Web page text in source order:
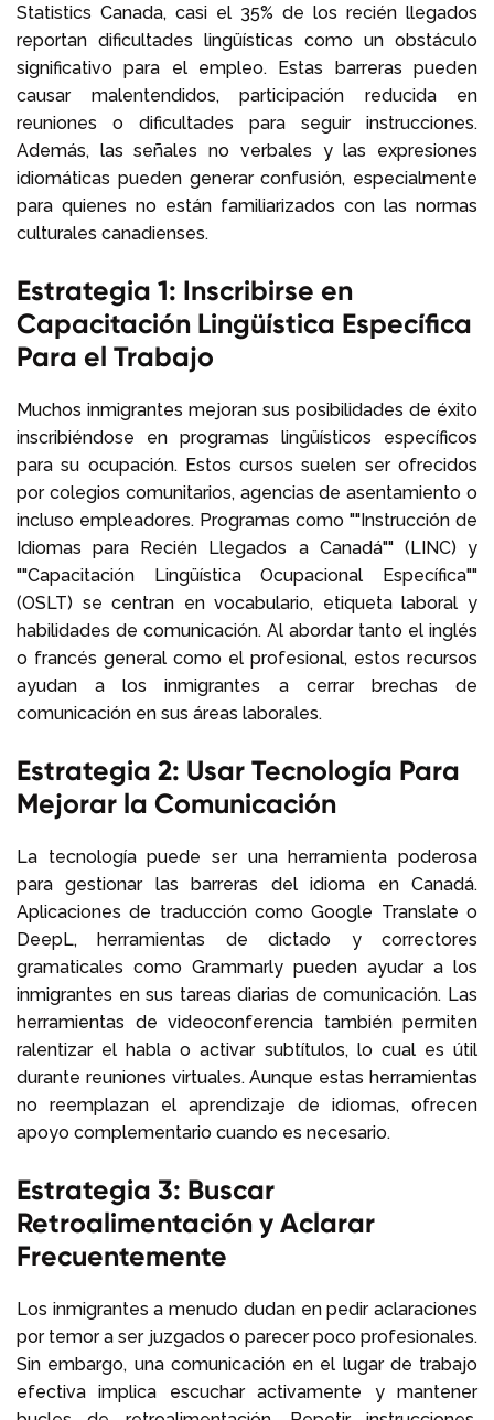
Statistics Canada, casi el 35% de los recién llegados
reportan dificultades lingüísticas como un obstáculo
significativo para el empleo. Estas barreras pueden
causar malentendidos, participación reducida en
reuniones o dificultades para seguir instrucciones.
Además, las señales no verbales y las expresiones
idiomáticas pueden generar confusión, especialmente
para quienes no están familiarizados con las normas
culturales canadienses.
Estrategia 1: Inscribirse en
Capacitación Lingüística Específica
Para el Trabajo
Muchos inmigrantes mejoran sus posibilidades de éxito
inscribiéndose en programas lingüísticos específicos
para su ocupación. Estos cursos suelen ser ofrecidos
por colegios comunitarios, agencias de asentamiento o
incluso empleadores. Programas como ""Instrucción de
Idiomas para Recién Llegados a Canadá"" (LINC) y
""Capacitación Lingüística Ocupacional Específica""
(OSLT) se centran en vocabulario, etiqueta laboral y
habilidades de comunicación. Al abordar tanto el inglés
o francés general como el profesional, estos recursos
ayudan a los inmigrantes a cerrar brechas de
comunicación en sus áreas laborales.
Estrategia 2: Usar Tecnología Para
Mejorar la Comunicación
La tecnología puede ser una herramienta poderosa
para gestionar las barreras del idioma en Canadá.
Aplicaciones de traducción como Google Translate o
DeepL, herramientas de dictado y correctores
gramaticales como Grammarly pueden ayudar a los
inmigrantes en sus tareas diarias de comunicación. Las
herramientas de videoconferencia también permiten
ralentizar el habla o activar subtítulos, lo cual es útil
durante reuniones virtuales. Aunque estas herramientas
no reemplazan el aprendizaje de idiomas, ofrecen
apoyo complementario cuando es necesario.
Estrategia 3: Buscar
Retroalimentación y Aclarar
Frecuentemente
Los inmigrantes a menudo dudan en pedir aclaraciones
por temor a ser juzgados o parecer poco profesionales.
Sin embargo, una comunicación en el lugar de trabajo
efectiva implica escuchar activamente y mantener